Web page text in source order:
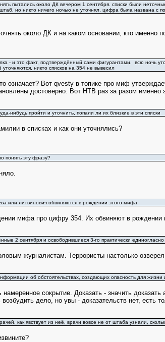
пытались около ДК вечером 1 сентября. списки были
но никто ничего ночью не уточнял, цифра была названа с
около ДК и на каком основании, кто именно
- и это факт, подтверждённый сами фигурантами. всю ночь
уточняются, никто списков на 354 не вывесил
означает? Вот qvesty в топике про миф
достоверно. Вот НТВ раз за разом
нибудь пройти и уточнить, попали ли их близкие в эти списки
в списках и как они уточнялись?
понять эту фразу?
или литвинович обвиняются в рождении этого мифа.
мифа про цифру 354. Их обвиняют в
2 сентября и освободившиеся 3-го практически
журналистам. Террористы настолько
об обстоятельствах, создающих опасность для жизни
намеренное сокрытие. Доказать - значить
дело, но увы - доказательств нет, есть
как явствует из неё, врачи вовсе не от штаба узнали,